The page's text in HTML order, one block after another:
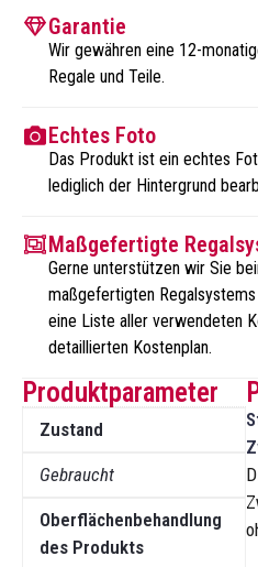
Garantie
Wir gewähren eine 12-
Regale und Teile.
Echtes Foto
Das Produkt ist ein echtes
lediglich der Hintergrund
Maßgefertigte
Gerne unterstützen wir Sie
maßgefertigten
eine Liste aller verwendeten
detaillierten Kostenplan.
Produktparameter
Zustand
Gebraucht
Oberflächenbehandlung
des Produkts